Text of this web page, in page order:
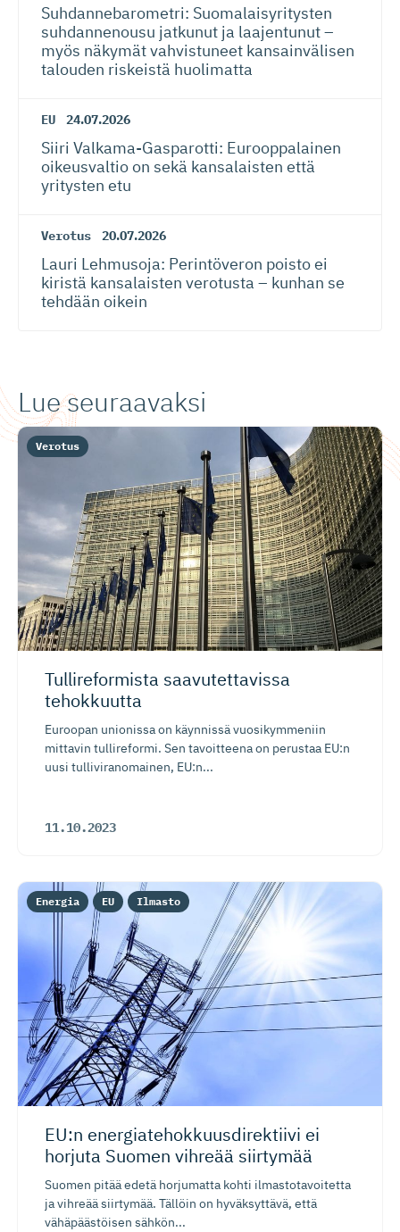
Suhdanneba­ro­metri: Suomalaisy­ri­tysten
suhdannenousu jatkunut ja laajentunut –
myös näkymät vahvistuneet kansainvälisen
talouden riskeistä huolimatta
EU 24.07.2026
Siiri Valkama-Gas­pa­rotti: Eurooppalainen
oikeusvaltio on sekä kansalaisten että
yritysten etu
Verotus 20.07.2026
Lauri Lehmusoja: Perintöveron poisto ei
kiristä kansalaisten verotusta – kunhan se
tehdään oikein
Lue seuraavaksi
Tullireformista saavutettavissa
tehokkuutta
Euroopan unionissa on käynnissä vuosikymmeniin
mittavin tullireformi. Sen tavoitteena on perustaa EU:n
uusi tulliviranomainen, EU:n...
11.10.2023
Verotus
EU:n energiate­hok­kuus­di­rektiivi ei
horjuta Suomen vihreää siirtymää
Suomen pitää edetä horjumatta kohti ilmastotavoitetta
ja vihreää siirtymää. Tällöin on hyväksyttävä, että
vähäpäästöisen sähkön...
Energia EU Ilmasto